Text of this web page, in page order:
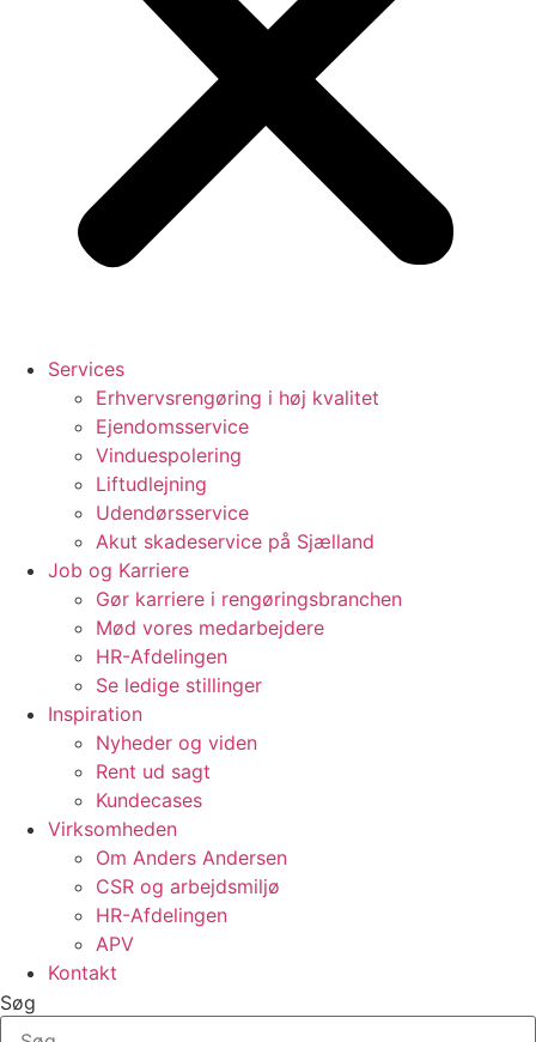
Services
Erhvervsrengøring i høj kvalitet
Ejendomsservice
Vinduespolering
Liftudlejning
Udendørsservice
Akut skadeservice på Sjælland
Job og Karriere
Gør karriere i rengøringsbranchen
Mød vores medarbejdere
HR-Afdelingen
Se ledige stillinger
Inspiration
Nyheder og viden
Rent ud sagt
Kundecases
Virksomheden
Om Anders Andersen
CSR og arbejdsmiljø
HR-Afdelingen
APV
Kontakt
Søg